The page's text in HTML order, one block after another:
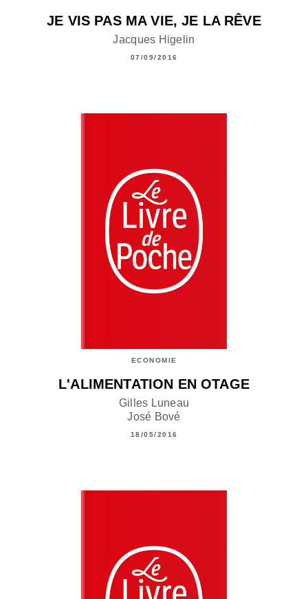
JE VIS PAS MA VIE, JE LA RÊVE
Jacques Higelin
07/09/2016
ECONOMIE
L'ALIMENTATION EN OTAGE
Gilles Luneau
José Bové
18/05/2016